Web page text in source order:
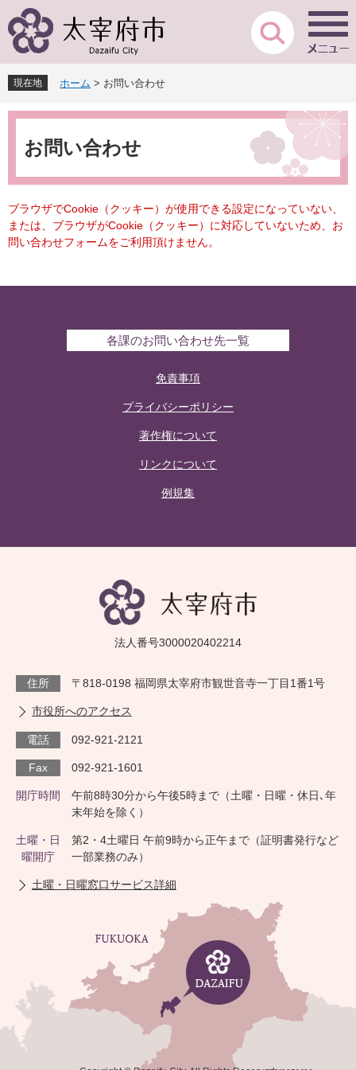
ー
先
頭
で
ニ
を
飛
ば
現在地 ホーム > お問い合わせ
本
お問い合わせ
ブラウザでCookie（クッキー）が使用できる設定になっていない、
または、ブラウザがCookie（クッキー）に対応していないため、お
問い合わせフォームをご利用頂けません。
各課のお問い合わせ先一覧
免責事項
プライバシーポリシー
著作権について
リンクについて
例規集
法人番号3000020402214
住所 〒818-0198 福岡県太宰府市観世音寺一丁目1番1号
市役所へのアクセス
電話 092-921-2121
Fax 092-921-1601
開庁時間
午前8時30分から午後5時まで（土曜・日曜・休日､年
末年始を除く）
土曜・日
曜開庁
第2・4土曜日 午前9時から正午まで（証明書発行など
一部業務のみ）
土曜・日曜窓口サービス詳細